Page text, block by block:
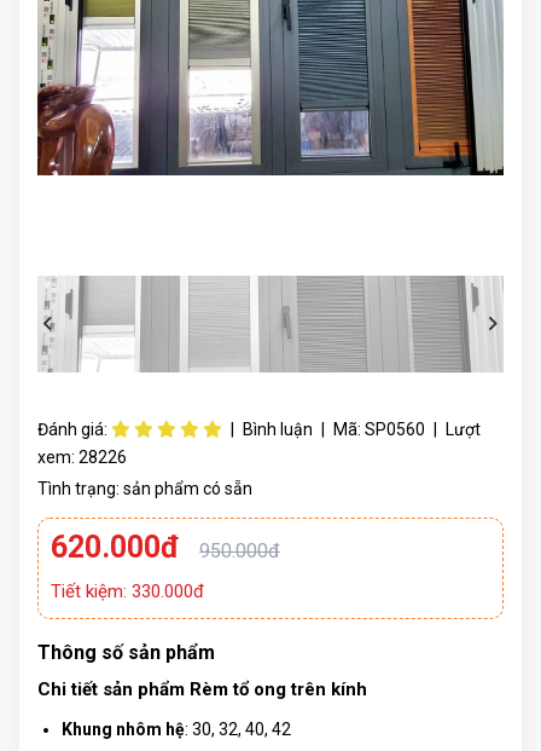
Đánh giá: Bình luận Mã: SP0560
Lượt
xem: 28226
Tình trạng: sản phẩm có sẵn
620.000đ 950.000đ
Tiết kiệm: 330.000đ
Thông số sản phẩm
Chi tiết sản phẩm Rèm tổ ong trên kính
Khung nhôm hệ: 30, 32, 40, 42